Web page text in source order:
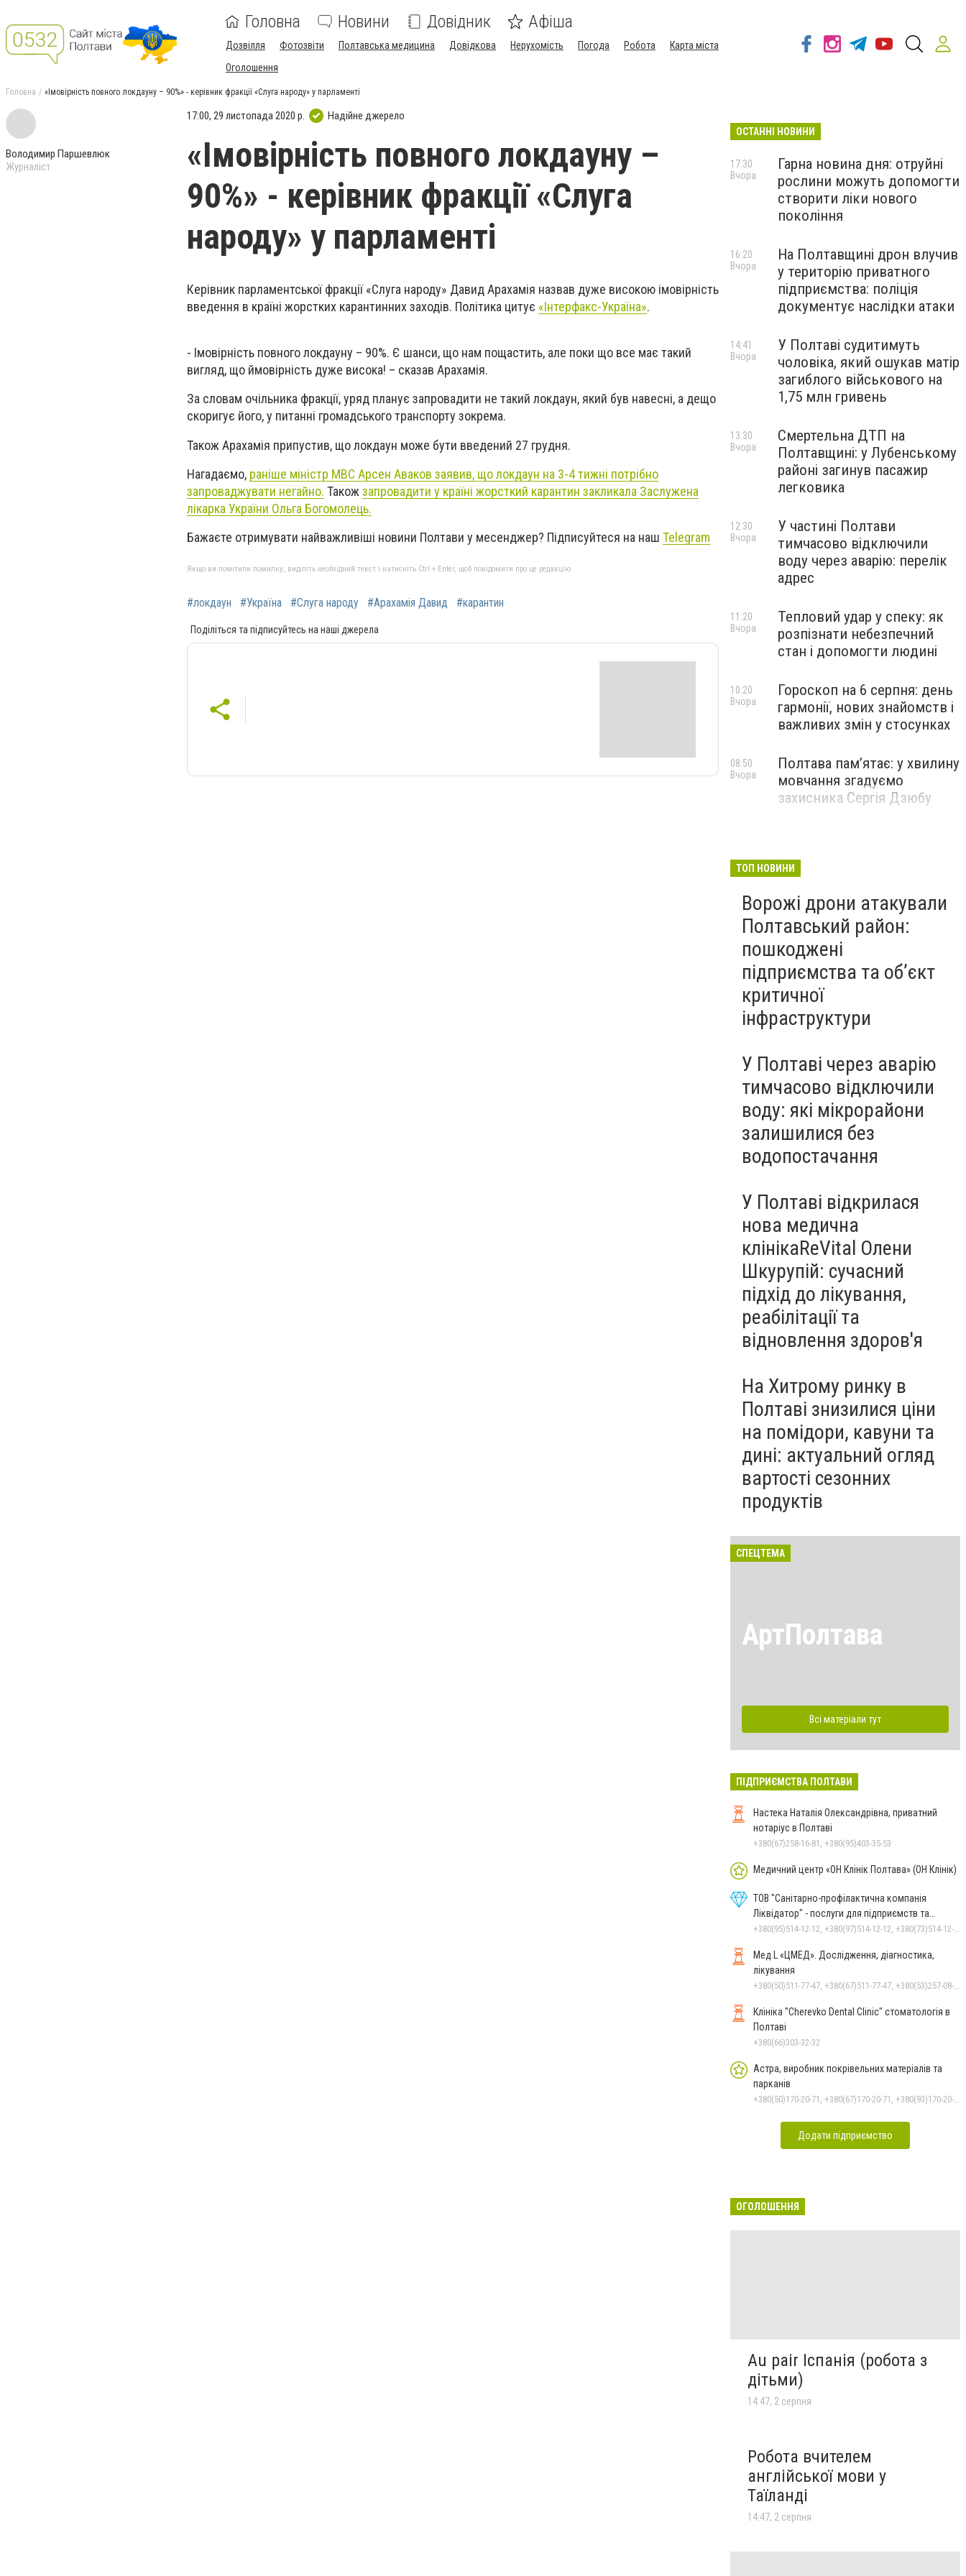
Головна Новини Довідник Афіша
Дозвілля Фотозвіти Полтавська медицина Довідкова Нерухомість Погода Робота
Карта міста
Оголошення
Головна «Імовірність повного локдауну – 90%» - керівник фракції «Слуга народу» у парламенті
Володимир Паршевлюк
Журналіст
17:00, 29 листопада 2020 р. Надійне джерело
«Імовірність повного локдауну –
90%» - керівник фракції «Слуга
народу» у парламенті
Керівник парламентської фракції «Слуга народу» Давид Арахамія назвав дуже високою імовірність
введення в країні жорстких карантинних заходів. Політика цитує «Інтерфакс-Україна».
- Імовірність повного локдауну – 90%. Є шанси, що нам пощастить, але поки що все має такий
вигляд, що ймовірність дуже висока! – сказав Арахамія.
За словам очільника фракції, уряд планує запровадити не такий локдаун, який був навесні, а дещо
скоригує його, у питанні громадського транспорту зокрема.
Також Арахамія припустив, що локдаун може бути введений 27 грудня.
Нагадаємо, раніше міністр МВС Арсен Аваков заявив, що локдаун на 3-4 тижні потрібно
запроваджувати негайно. Також запровадити у країні жорсткий карантин закликала Заслужена
лікарка України Ольга Богомолець.
Бажаєте отримувати найважливіші новини Полтави у месенджер? Підписуйтеся на наш Telegram
Якщо ви помітили помилку, виділіть необхідний текст і натисніть Ctrl + Enter, щоб повідомити про це редакцію
#локдаун #Україна #Слуга народу #Арахамія Давид #карантин
Поділіться та підписуйтесь на наші джерела
ОСТАННІ НОВИНИ
Гарна новина дня: отруйні
рослини можуть допомогти
створити ліки нового
покоління
17:30
Вчора
На Полтавщині дрон влучив
у територію приватного
підприємства: поліція
документує наслідки атаки
16:20
Вчора
У Полтаві судитимуть
чоловіка, який ошукав матір
загиблого військового на
1,75 млн гривень
14:41
Вчора
Смертельна ДТП на
Полтавщині: у Лубенському
районі загинув пасажир
легковика
13:30
Вчора
У частині Полтави
тимчасово відключили
воду через аварію: перелік
адрес
12:30
Вчора
Тепловий удар у спеку: як
розпізнати небезпечний
стан і допомогти людині
11:20
Вчора
Гороскоп на 6 серпня: день
гармонії, нових знайомств і
важливих змін у стосунках
10:20
Вчора
Полтава пам’ятає: у хвилину
мовчання згадуємо
захисника Сергія Дзюбу
08:50
Вчора
ТОП НОВИНИ
Ворожі дрони атакували
Полтавський район:
пошкоджені
підприємства та об’єкт
критичної
інфраструктури
У Полтаві через аварію
тимчасово відключили
воду: які мікрорайони
залишилися без
водопостачання
У Полтаві відкрилася
нова медична
клінікаReVital Олени
Шкурупій: сучасний
підхід до лікування,
реабілітації та
відновлення здоров'я
На Хитрому ринку в
Полтаві знизилися ціни
на помідори, кавуни та
дині: актуальний огляд
вартості сезонних
продуктів
СПЕЦТЕМА
АртПолтава
Всі матеріали тут
ПІДПРИЄМСТВА ПОЛТАВИ
Настека Наталія Олександрівна, приватний
нотаріус в Полтаві
+380(67)258-16-81, +380(95)403-35-53
Медичний центр «ОН Клінік Полтава» (ОН Клінік)
ТОВ "Санітарно-профілактична компанія
Ліквідатор" - послуги для підприємств та
населення
Мед.L «ЦМЕД». Дослідження, діагностика,
лікування
Клініка "Cherevko Dental Clinic" стоматологія в
Полтаві
+380(66)303-32-32
Астра, виробник покрівельних матеріалів та
парканів
Додати підприємство
ОГОЛОШЕННЯ
Au pair Іспанія (робота з
дітьми)
14:47, 2 серпня
Робота вчителем
англійської мови у
Таїланді
14:47, 2 серпня